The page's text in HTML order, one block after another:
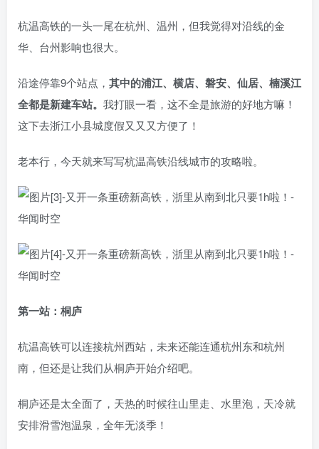
杭温高铁的一头一尾在杭州、温州，但我觉得对沿线的金
华、台州影响也很大。
沿途停靠9个站点， 其中的浦江、横店、磐安、仙居、楠溪江
全都是新建车站。 我打眼一看，这不全是旅游的好地方嘛！
这下去浙江小县城度假又又又方便了！
老本行，今天就来写写杭温高铁沿线城市的攻略啦。
第一站：桐庐
杭温高铁可以连接杭州西站，未来还能连通杭州东和杭州
南，但还是让我们从桐庐开始介绍吧。
桐庐还是太全面了，天热的时候往山里走、水里泡，天冷就
安排滑雪泡温泉，全年无淡季！